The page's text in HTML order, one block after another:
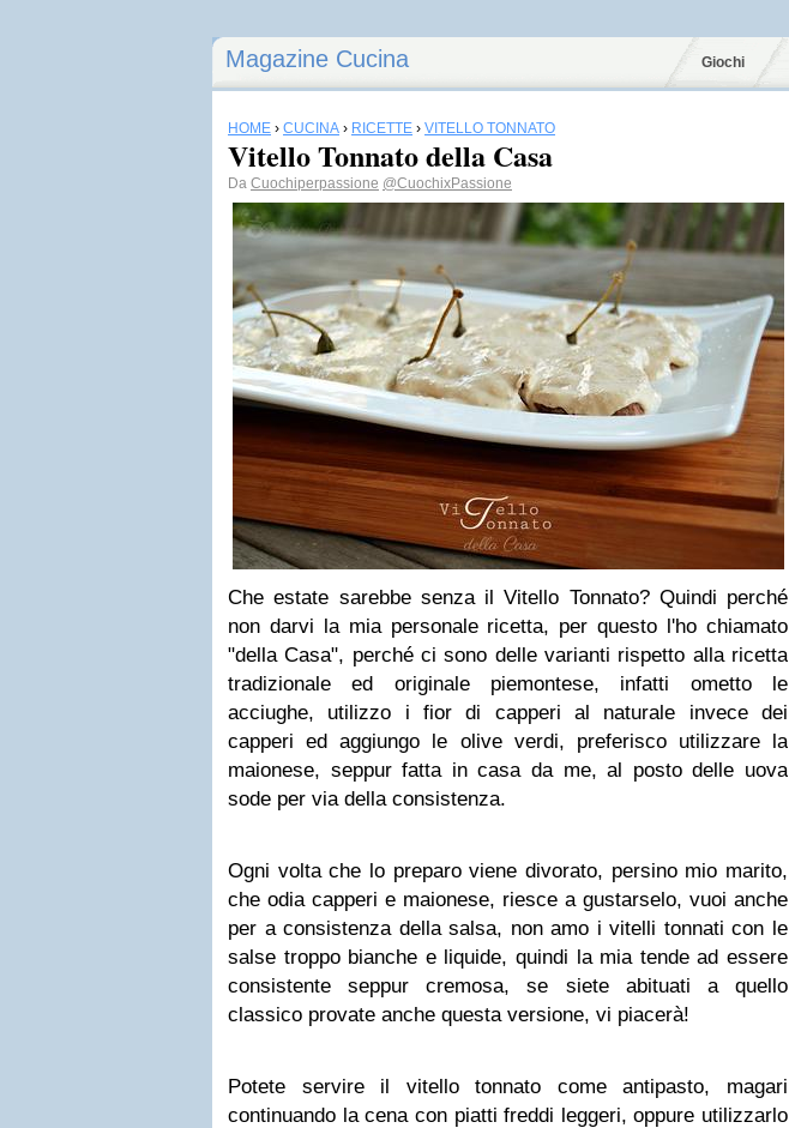
Magazine Cucina Giochi
HOME › CUCINA › RICETTE › VITELLO TONNATO
Vitello Tonnato della Casa
Da Cuochiperpassione @CuochixPassione
Che estate sarebbe senza il Vitello Tonnato? Quindi perché
non darvi la mia personale ricetta, per questo l'ho chiamato
"della Casa", perché ci sono delle varianti rispetto alla ricetta
tradizionale ed originale piemontese, infatti ometto le
acciughe, utilizzo i fior di capperi al naturale invece dei
capperi ed aggiungo le olive verdi, preferisco utilizzare la
maionese, seppur fatta in casa da me, al posto delle uova
sode per via della consistenza.
Ogni volta che lo preparo viene divorato, persino mio marito,
che odia capperi e maionese, riesce a gustarselo, vuoi anche
per a consistenza della salsa, non amo i vitelli tonnati con le
salse troppo bianche e liquide, quindi la mia tende ad essere
consistente seppur cremosa, se siete abituati a quello
classico provate anche questa versione, vi piacerà!
Potete servire il vitello tonnato come antipasto, magari
continuando la cena con piatti freddi leggeri, oppure utilizzarlo